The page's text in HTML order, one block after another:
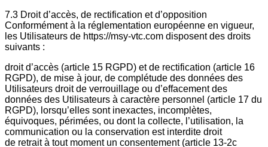
7.3 Droit d’accès, de rectification et d’opposition
Conformément à la réglementation européenne en vigueur,
les Utilisateurs de https://msy-vtc.com disposent des droits
suivants :
droit d’accès (article 15 RGPD) et de rectification (article 16
RGPD), de mise à jour, de complétude des données des
Utilisateurs droit de verrouillage ou d’effacement des
données des Utilisateurs à caractère personnel (article 17 du
RGPD), lorsqu’elles sont inexactes, incomplètes,
équivoques, périmées, ou dont la collecte, l’utilisation, la
communication ou la conservation est interdite droit
de retrait à tout moment un consentement (article 13-2c